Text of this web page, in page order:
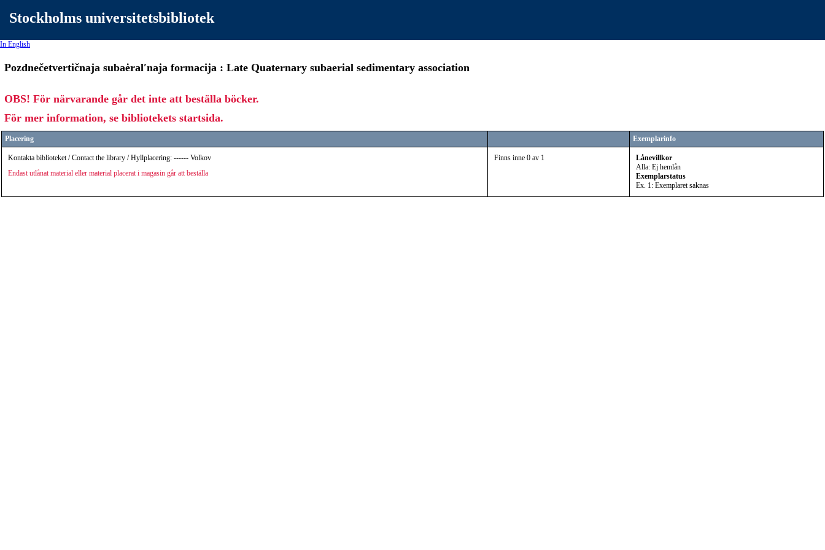
Stockholms universitetsbibliotek
In English
Pozdnečetvertičnaja subaėralʹnaja formacija : Late Quaternary subaerial sedimentary association
OBS! För närvarande går det inte att beställa böcker.
För mer information, se bibliotekets startsida.
Placering Exemplarinfo
Kontakta biblioteket / Contact the library / Hyllplacering: ------ Volkov
Endast utlånat material eller material placerat i magasin går att beställa
Finns inne 0 av 1
Lånevillkor
Alla: Ej hemlån
Exemplarstatus
Ex. 1: Exemplaret saknas